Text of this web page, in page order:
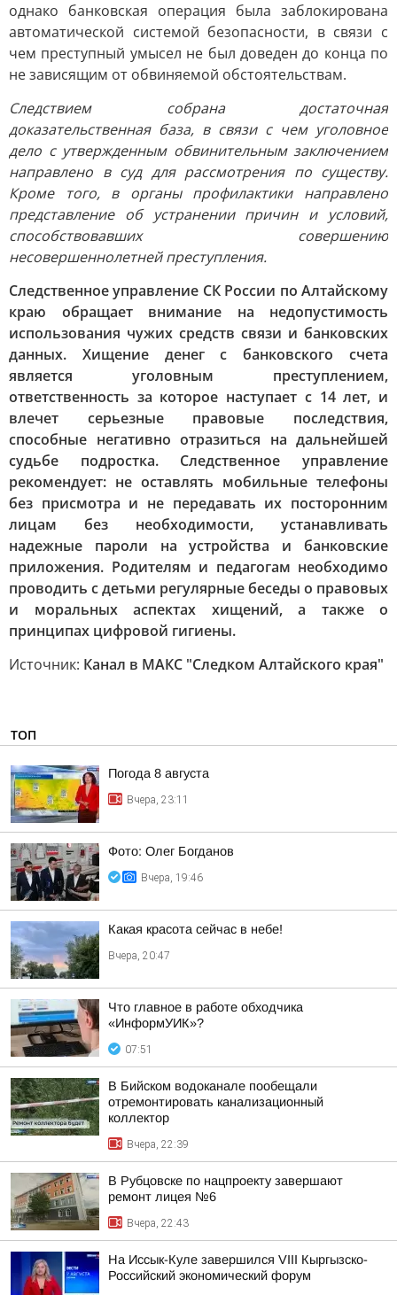
однако банковская операция была заблокирована
автоматической системой безопасности, в связи с
чем преступный умысел не был доведен до конца по
не зависящим от обвиняемой обстоятельствам.
Следствием собрана достаточная
доказательственная база, в связи с чем уголовное
дело с утвержденным обвинительным заключением
направлено в суд для рассмотрения по существу.
Кроме того, в органы профилактики направлено
представление об устранении причин и условий,
способствовавших совершению
несовершеннолетней преступления.
Следственное управление СК России по Алтайскому
краю обращает внимание на недопустимость
использования чужих средств связи и банковских
данных. Хищение денег с банковского счета
является уголовным преступлением,
ответственность за которое наступает с 14 лет, и
влечет серьезные правовые последствия,
способные негативно отразиться на дальнейшей
судьбе подростка. Следственное управление
рекомендует: не оставлять мобильные телефоны
без присмотра и не передавать их посторонним
лицам без необходимости, устанавливать
надежные пароли на устройства и банковские
приложения. Родителям и педагогам необходимо
проводить с детьми регулярные беседы о правовых
и моральных аспектах хищений, а также о
принципах цифровой гигиены.
Источник: Канал в МАКС "Следком Алтайского края"
ТОП
Погода 8 августа
Вчера, 23:11
Фото: Олег Богданов
Вчера, 19:46
Какая красота сейчас в небе!
Вчера, 20:47
Что главное в работе обходчика
«ИнформУИК»?
07:51
В Бийском водоканале пообещали
отремонтировать канализационный
коллектор
Вчера, 22:39
В Рубцовске по нацпроекту завершают
ремонт лицея №6
Вчера, 22:43
На Иссык-Куле завершился VIII Кыргызско-
Российский экономический форум